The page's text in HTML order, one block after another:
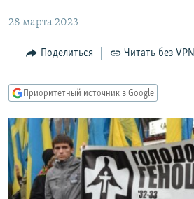
Вернутся
Вернутся
поиску
МНЕНИЯ
КУЛЬТУРА
КАВКАЗ.РЕАЛИИ
СЕВЕР.РЕАЛИИ
СИБИРЬ.РЕАЛИИ
РАСПИСАНИЕ ВЕЩАНИЯ
28 марта 2023
Поделиться Читать без VPN
Приоритетный источник в Google